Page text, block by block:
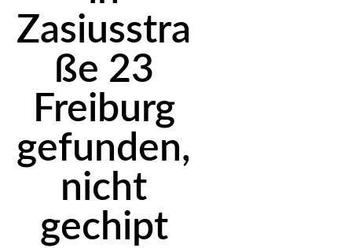
Zasiusstra
ße 23
Freiburg
gefunden,
nicht
gechipt